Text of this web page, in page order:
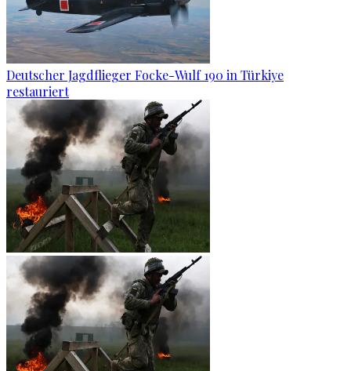
Deutscher Jagdflieger Focke-Wulf 190 in Türkiye
restauriert